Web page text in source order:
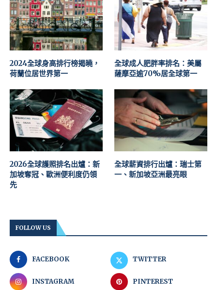
2024全球身高排行榜揭曉，
荷蘭位居世界第一
全球成人肥胖率排名：美屬
薩摩亞逾70%居全球第一
2026全球護照排名出爐：新
加坡奪冠、歐洲便利度仍領
先
全球薪資排行出爐：瑞士第
一、新加坡亞洲最亮眼
FOLLOW US
FACEBOOK TWITTER
INSTAGRAM PINTEREST